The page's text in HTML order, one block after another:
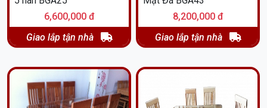
6,600,000 đ
Giao lắp tận nhà
8,200,000 đ
Giao lắp tận nhà